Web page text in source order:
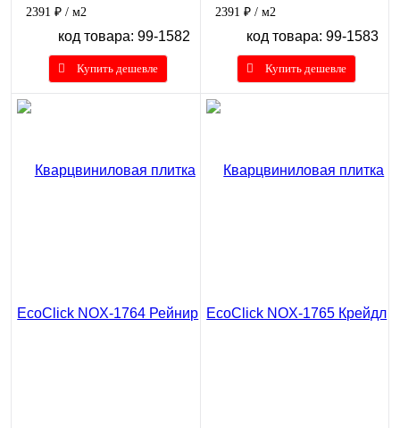
2391 ₽ / м2
код товара: 99-1582
Купить дешевле
2391 ₽ / м2
код товара: 99-1583
Купить дешевле